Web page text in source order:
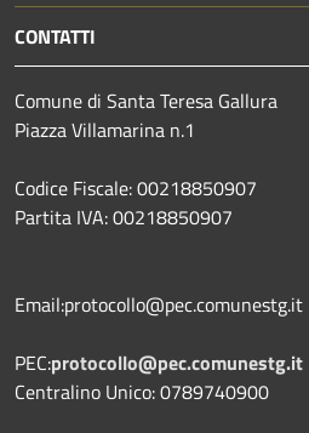
CONTATTI
Comune di Santa Teresa Gallura
Piazza Villamarina n.1
Codice Fiscale: 00218850907
Partita IVA: 00218850907
Email:protocollo@pec.comunestg.it
PEC:protocollo@pec.comunestg.it
Centralino Unico: 0789740900